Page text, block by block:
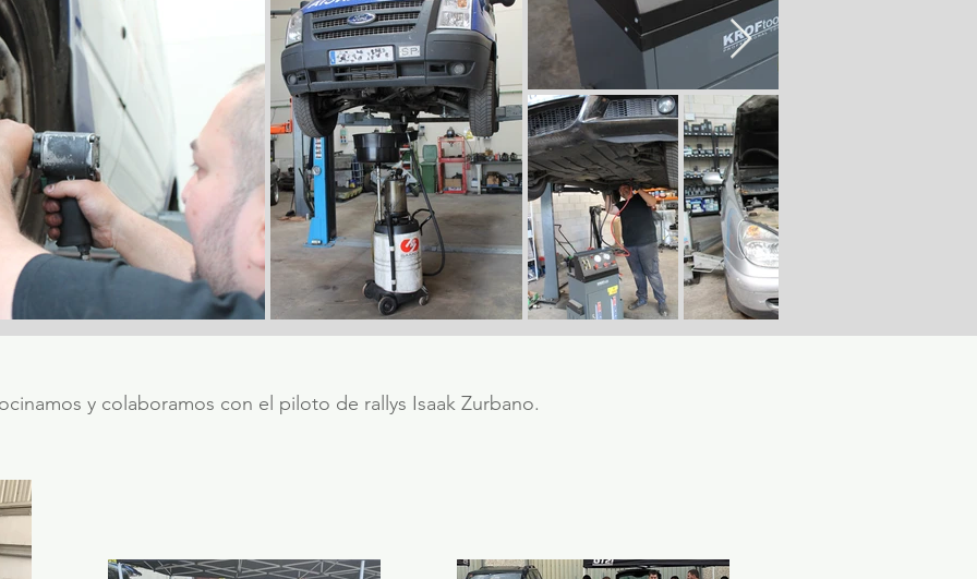
y colaboramos con el piloto de rallys Isaak Zurbano.